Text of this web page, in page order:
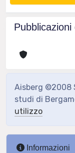
Aisberg ©2008
studi di
utilizzo
Informazioni